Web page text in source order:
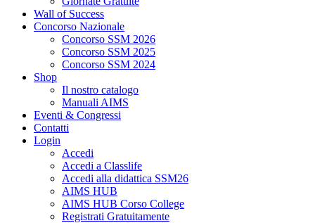
Wall of Success
Concorso Nazionale
Concorso SSM 2026
Concorso SSM 2025
Concorso SSM 2024
Shop
Il nostro catalogo
Manuali AIMS
Eventi & Congressi
Contatti
Login
Accedi
Accedi a Classlife
Accedi alla didattica SSM26
AIMS HUB
AIMS HUB Corso College
Registrati Gratuitamente